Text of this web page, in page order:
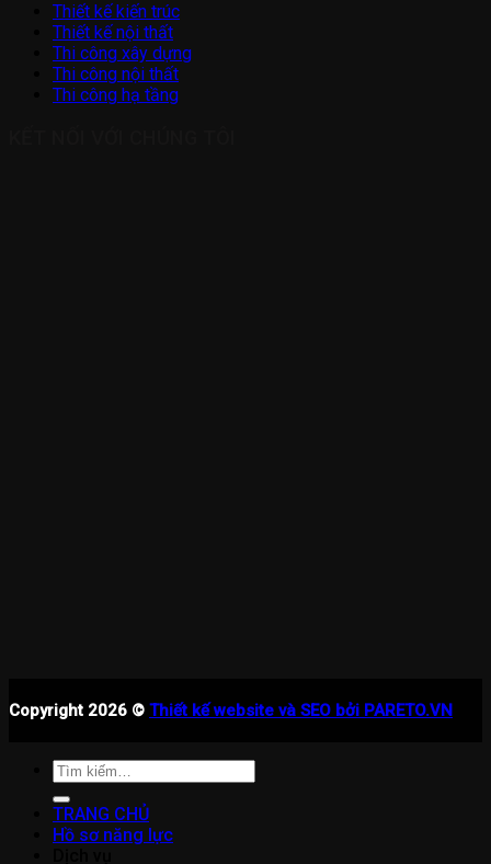
Thiết kế kiến trúc
Thiết kế nội thất
Thi công xây dựng
Thi công nội thất
Thi công hạ tầng
Copyright 2026 © Thiết kế website và SEO bởi PARETO.VN
Tìm
kiếm:
TRANG CHỦ
Hồ sơ năng lực